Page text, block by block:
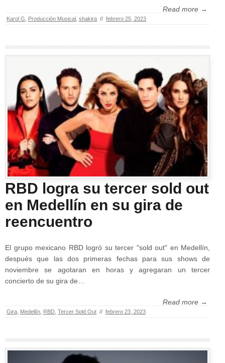
Read more →
Karol G Producción Musical shakira // febrero 25, 2023
RBD logra su tercer sold out
en Medellín en su gira de
reencuentro
El grupo mexicano RBD logró su tercer "sold out" en Medellín,
después que las dos primeras fechas para sus shows de
noviembre se agotaran en horas y agregaran un tercer
concierto de su gira de…
Read more →
Gira Medellín RBD Tercer Sold Out // febrero 23, 2023